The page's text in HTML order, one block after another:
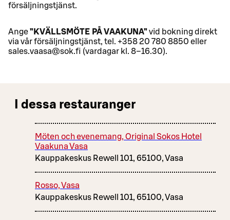
försäljningstjänst.
Ange”KVÄLLSMÖTE PÅ VAAKUNA”vid bokning direkt
via vår försäljningstjänst, tel. +358 20 780 8850 eller
sales.vaasa@sok.fi (vardagar kl. 8–16.30).
I dessa restauranger
Möten och evenemang, Original Sokos Hotel
Vaakuna Vasa
Kauppakeskus Rewell 101, 65100, Vasa
Rosso, Vasa
Kauppakeskus Rewell 101, 65100, Vasa